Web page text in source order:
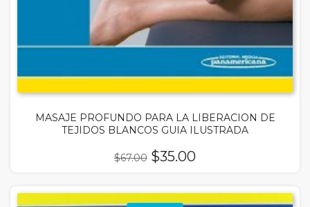
MASAJE PROFUNDO PARA LA LIBERACION DE
TEJIDOS BLANCOS GUIA ILUSTRADA
$67.00 El
original
$35.00
actual